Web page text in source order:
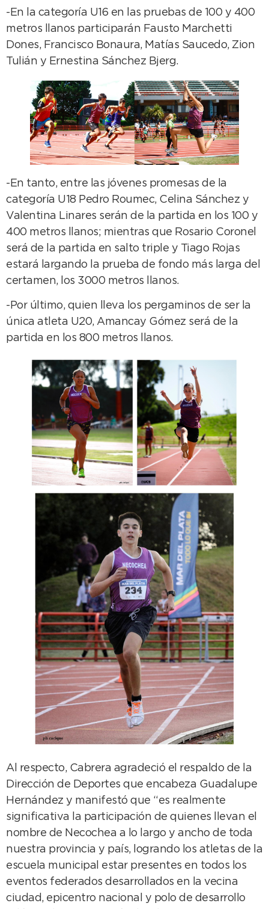
-En la categoría U16 en las pruebas de 100 y 400
metros llanos participarán Fausto Marchetti
Dones, Francisco Bonaura, Matías Saucedo, Zion
Tulián y Ernestina Sánchez Bjerg.
-En tanto, entre las jóvenes promesas de la
categoría U18 Pedro Roumec, Celina Sánchez y
Valentina Linares serán de la partida en los 100 y
400 metros llanos; mientras que Rosario Coronel
será de la partida en salto triple y Tiago Rojas
estará largando la prueba de fondo más larga del
certamen, los 3000 metros llanos.
-Por último, quien lleva los pergaminos de ser la
única atleta U20, Amancay Gómez será de la
partida en los 800 metros llanos.
Al respecto, Cabrera agradeció el respaldo de la
Dirección de Deportes que encabeza Guadalupe
Hernández y manifestó que “es realmente
significativa la participación de quienes llevan el
nombre de Necochea a lo largo y ancho de toda
nuestra provincia y país, logrando los atletas de la
escuela municipal estar presentes en todos los
eventos federados desarrollados en la vecina
ciudad, epicentro nacional y polo de desarrollo